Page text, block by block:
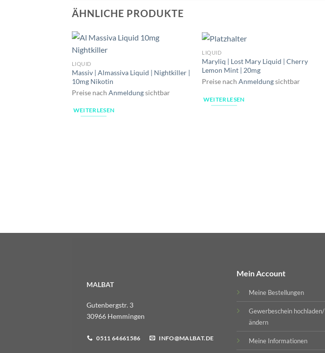
ÄHNLICHE PRODUKTE
LIQUID
Massiv | Almassiva Liquid | Nightkiller |
10mg Nikotin
Preise nach Anmeldungsichtbar
WEITERLESEN
LIQUID
Maryliq | Lost Mary Liquid | Cherry
Lemon Mint | 20mg
Preise nachAnmeldungsichtbar
WEITERLESEN
MALBAT
Gutenbergstr. 3
30966 Hemmingen
0511 64661586 INFO@MALBAT.DE
Mein Account
Meine Bestellungen
Gewerbeschein hochladen/
ändern
Meine Informationen